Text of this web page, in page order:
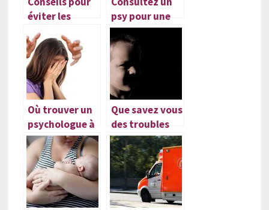
éviter les
ronflements
psy pour une
libido au top
Où trouver un
psychologue à
Molenbeek-
Saint-Jean
pour une
première
séance?
Que savez vous
des troubles
psychologique
s et des effets
sur les enfants
?